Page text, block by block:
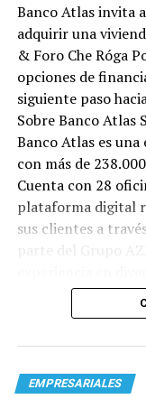
Banco Atlas invita
adquirir una
& Foro Che Róga
opciones de
siguiente paso
Sobre Banco Atlas
Banco Atlas es
con más de
Cuenta con 28
plataforma digital
sus clientes a
EMPRESARIALES